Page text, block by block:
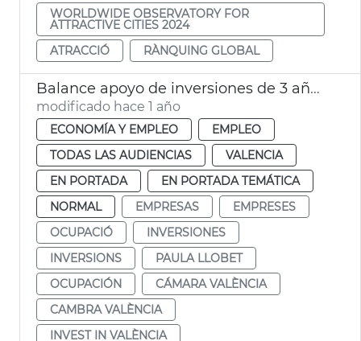
WORLDWIDE OBSERVATORY FOR
ATTRACTIVE CITIES 2024
ATRACCIÓ
RÀNQUING GLOBAL
Balance apoyo de inversiones de 3 años en activo de Invest in València
modificado hace 1 año
ECONOMÍA Y EMPLEO
EMPLEO
TODAS LAS AUDIENCIAS
VALENCIA
EN PORTADA
EN PORTADA TEMÁTICA
NORMAL
EMPRESAS
EMPRESES
OCUPACIÓ
INVERSIONES
INVERSIONS
PAULA LLOBET
OCUPACIÓN
CÁMARA VALÈNCIA
CAMBRA VALÈNCIA
INVEST IN VALÈNCIA